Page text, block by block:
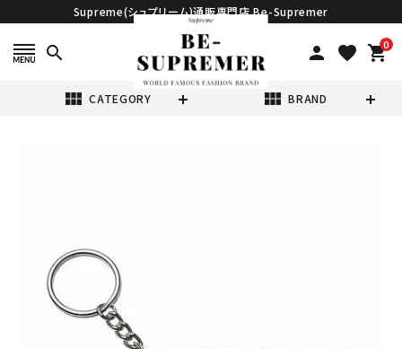
Supreme(シュプリーム)通販専門店 Be-Supremer
search person favorite 0
shopping_cart
view_module CATEGORY view_module BRAND